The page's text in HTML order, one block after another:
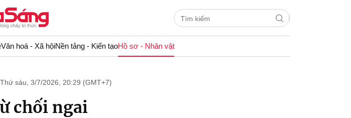
Văn hoá - Xã hộiNền tảng - Kiến tạoHồ sơ - Nhân vật
Thứ sáu, 3/7/2026, 20:29 (GMT+7)
chối ngai